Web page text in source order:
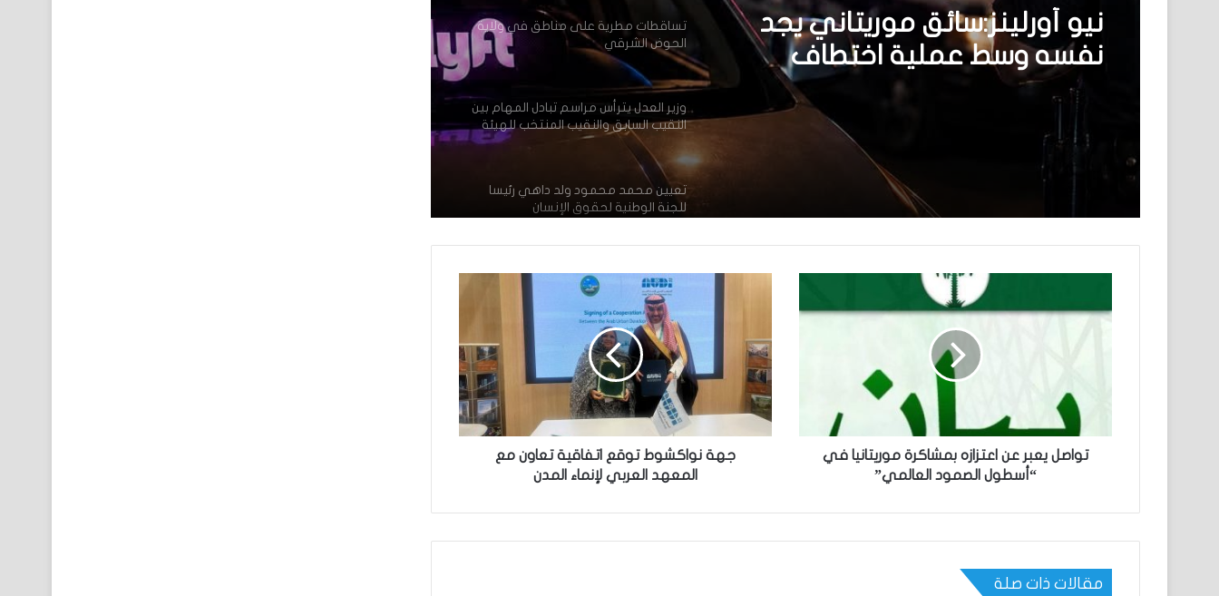
نيو أورلينز:سائق موريتاني يجد
نفسه وسط عملية اختطاف
تساقطات مطرية على مناطق في ولاية
الحوض الشرقي
وزير العدل يترأس مراسم تبادل المهام بين
النقيب السابق والنقيب المنتخب للهيئة
الوطنية للمحامين
تعيين محمد محمود ولد داهي رئيسا
للجنة الوطنية لحقوق الإنسان
إشادة بكفاءة المهندس محمد سليمان ولد
بَلَّال بعد تألقه في المنتدى الموريتاني
العُماني
توقع عواصف رعدية قوية على جنوب
غرب موريتانيا وشمال السنغال
الإخباري ينشر بيان مجلس الوزراء
تواصل يعبر عن اعتزازه بمشاكرة موريتانيا في
“أسطول الصمود العالمي”
جهة نواكشوط توقع اتفاقية تعاون مع
المعهد العربي لإنماء المدن
مقالات ذات صلة